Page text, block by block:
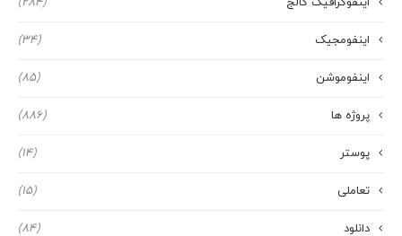
اینفومجیک (34)
اینفوموشن (85)
پروژه ها (886)
پوستر (14)
تعاملی (15)
دانلود (84)